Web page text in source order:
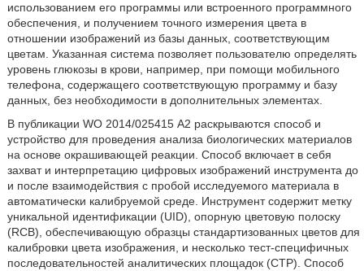
использованием его программы или встроенного программного
обеспечения, и получением точного измерения цвета в
отношении изображений из базы данных, соответствующим
цветам. Указанная система позволяет пользователю определять
уровень глюкозы в крови, например, при помощи мобильного
телефона, содержащего соответствующую программу и базу
данных, без необходимости в дополнительных элементах.
В публикации WO 2014/025415 А2 раскрываются способ и
устройство для проведения анализа биологических материалов
на основе окрашивающей реакции. Способ включает в себя
захват и интерпретацию цифровых изображений инструмента до
и после взаимодействия с пробой исследуемого материала в
автоматически калибруемой среде. Инструмент содержит метку
уникальной идентификации (UID), опорную цветовую полоску
(RCB), обеспечивающую образцы стандартизованных цветов для
калибровки цвета изображения, и несколько тест-специфичных
последовательностей аналитических площадок (СТР). Способ